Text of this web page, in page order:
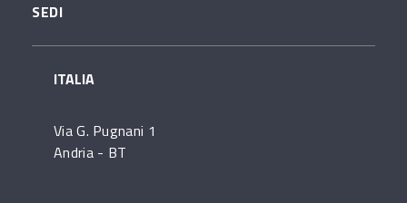
SEDI
ITALIA
Via G. Pugnani 1
Andria - BT